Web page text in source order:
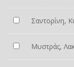
Σαντορίνη,
Μυστράς,